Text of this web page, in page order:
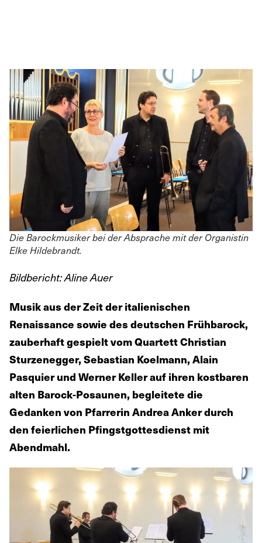
Die Barockmusiker bei der Absprache mit der Organistin
Elke Hildebrandt.
Bildbericht: Aline Auer
Musik aus der Zeit der italienischen
Renaissance sowie des deutschen Frühbarock,
zauberhaft gespielt vom Quartett Christian
Sturzenegger, Sebastian Koelmann, Alain
Pasquier und Werner Keller auf ihren kostbaren
alten Barock-Posaunen, begleitete die
Gedanken von Pfarrerin Andrea Anker durch
den feierlichen Pfingstgottesdienst mit
Abendmahl.